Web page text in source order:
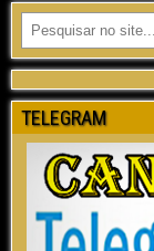
TELEGRAM